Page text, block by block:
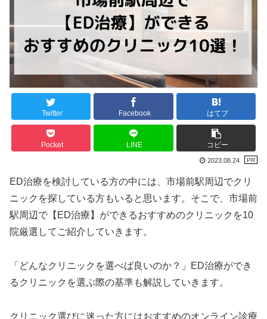
Twitter Facebook はてブ
Pocket LINE コピー
2023.08.24
ED治療を検討している方の中には、市場前駅周辺でクリ
ニックを探している方もいると思います。そこで、市場前
駅周辺で【ED治療】ができるおすすめのクリニックを10
院厳選してご紹介していきます。
「どんなクリニックを選べば良いのか？」ED治療ができ
るクリニックを選ぶ際の基準も解説していきます。
クリニック選びに迷った方にはおすすめのオンライン診療